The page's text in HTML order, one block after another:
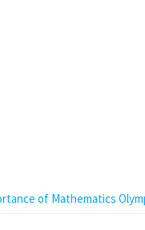
of Mathematics